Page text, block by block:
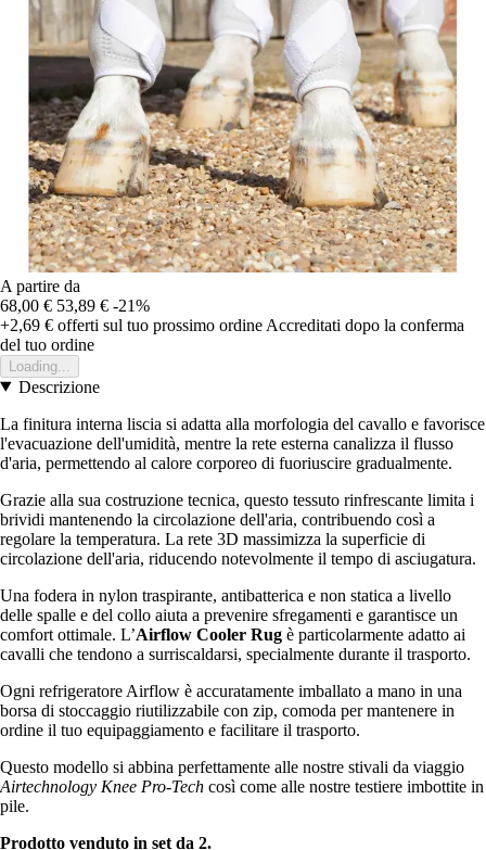
A partire da
68,00 € 53,89 € -21%
+2,69 € offerti sul tuo prossimo ordine Accreditati dopo la conferma
del tuo ordine
Loading...
Descrizione
La finitura interna liscia si adatta alla morfologia del cavallo e favorisce
l'evacuazione dell'umidità, mentre la rete esterna canalizza il flusso
d'aria, permettendo al calore corporeo di fuoriuscire gradualmente.
Grazie alla sua costruzione tecnica, questo tessuto rinfrescante limita i
brividi mantenendo la circolazione dell'aria, contribuendo così a
regolare la temperatura. La rete 3D massimizza la superficie di
circolazione dell'aria, riducendo notevolmente il tempo di asciugatura.
Una fodera in nylon traspirante, antibatterica e non statica a livello
delle spalle e del collo aiuta a prevenire sfregamenti e garantisce un
comfort ottimale. L’Airflow Cooler Rug è particolarmente adatto ai
cavalli che tendono a surriscaldarsi, specialmente durante il trasporto.
Ogni refrigeratore Airflow è accuratamente imballato a mano in una
borsa di stoccaggio riutilizzabile con zip, comoda per mantenere in
ordine il tuo equipaggiamento e facilitare il trasporto.
Questo modello si abbina perfettamente alle nostre stivali da viaggio
Airtechnology Knee Pro-Tech così come alle nostre testiere imbottite in
pile.
Prodotto venduto in set da 2.